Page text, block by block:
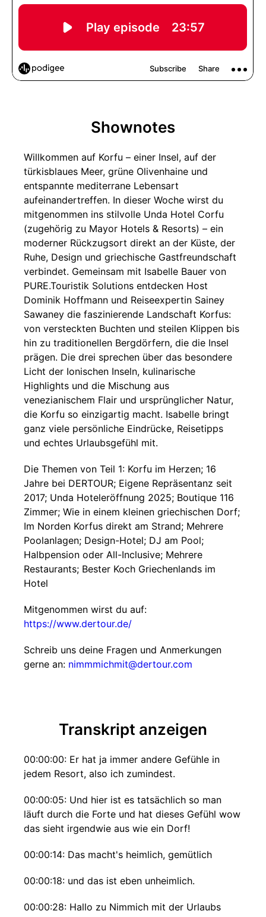
Shownotes
Willkommen auf Korfu – einer Insel, auf der
türkisblaues Meer, grüne Olivenhaine und
entspannte mediterrane Lebensart
aufeinandertreffen. In dieser Woche wirst du
mitgenommen ins stilvolle Unda Hotel Corfu
(zugehörig zu Mayor Hotels & Resorts) – ein
moderner Rückzugsort direkt an der Küste, der
Ruhe, Design und griechische Gastfreundschaft
verbindet. Gemeinsam mit Isabelle Bauer von
PURE.Touristik Solutions entdecken Host
Dominik Hoffmann und Reiseexpertin Sainey
Sawaney die faszinierende Landschaft Korfus:
von versteckten Buchten und steilen Klippen bis
hin zu traditionellen Bergdörfern, die die Insel
prägen. Die drei sprechen über das besondere
Licht der Ionischen Inseln, kulinarische
Highlights und die Mischung aus
venezianischem Flair und ursprünglicher Natur,
die Korfu so einzigartig macht. Isabelle bringt
ganz viele persönliche Eindrücke, Reisetipps
und echtes Urlaubsgefühl mit.
Die Themen von Teil 1: Korfu im Herzen; 16
Jahre bei DERTOUR; Eigene Repräsentanz seit
2017; Unda Hoteleröffnung 2025; Boutique 116
Zimmer; Wie in einem kleinen griechischen Dorf;
Im Norden Korfus direkt am Strand; Mehrere
Poolanlagen; Design-Hotel; DJ am Pool;
Halbpension oder All-Inclusive; Mehrere
Restaurants; Bester Koch Griechenlands im
Hotel
Mitgenommen wirst du auf:
https://www.dertour.de/
Schreib uns deine Fragen und Anmerkungen
gerne an: nimmmichmit@dertour.com
Transkript anzeigen
00:00:00: Er hat ja immer andere Gefühle in
jedem Resort, also ich zumindest.
00:00:05: Und hier ist es tatsächlich so man
läuft durch die Forte und hat dieses Gefühl wow
das sieht irgendwie aus wie ein Dorf!
00:00:14: Das macht's heimlich, gemütlich
00:00:18: und das ist eben unheimlich.
00:00:28: Hallo zu Nimmich mit der Urlaubs